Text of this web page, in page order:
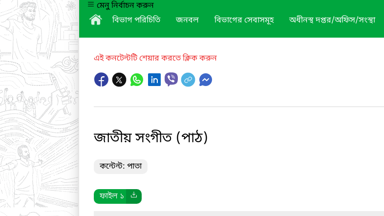
মেনু নির্বাচন করুন
বিভাগ পরিচিতি
জনবল বিভাগের সেবাসমূহ অধীনস্থ দপ্তর/অফিস/সংস্থা
এই কনটেন্টটি শেয়ার করতে ক্লিক করুন
জাতীয় সংগীত (পাঠ)
কন্টেন্ট: পাতা
ফাইল ১